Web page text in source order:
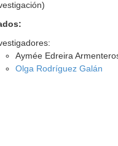
Aymée Edreira
Olga Rodríguez Galán